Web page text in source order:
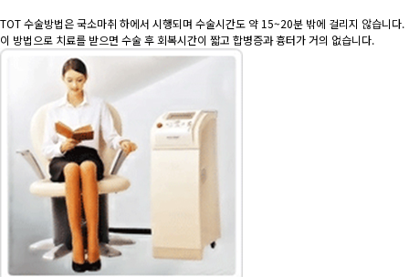
TOT 수술방법은 국소마취 하에서 시행되며 수술시간도 약 15~20분 밖에 걸리지 않습니다.
이 방법으로 치료를 받으면 수술 후 회복시간이 짧고 합병증과 흉터가 거의 없습니다.